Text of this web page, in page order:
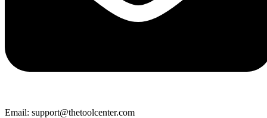
Email: support@thetoolcenter.com